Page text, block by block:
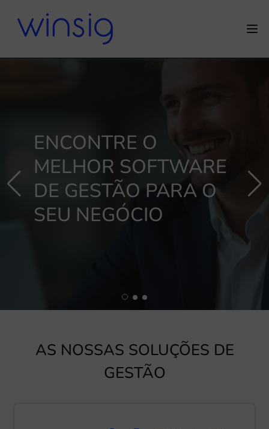
ENCONTRE O
MELHOR SOFTWARE
DE GESTÃO PARA O
SEU NEGÓCIO
AS NOSSAS SOLUÇÕES DE
GESTÃO